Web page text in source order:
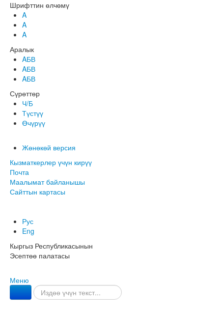
Шрифттин өлчөмү
A
A
A
Аралык
AБВ
AБВ
AБВ
Сүрөттөр
Ч/Б
Түстүү
Өчүрүү
Жөнөкөй версия
Кызматкерлер үчүн кирүү
Почта
Маалымат байланышы
Сайттын картасы
Рус
Eng
Кыргыз Республикасынын
Эсептөө палатасы
Меню